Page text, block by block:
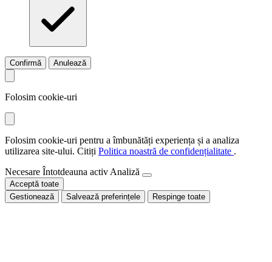
Confirmă Anulează
Folosim cookie-uri
Folosim cookie-uri pentru a îmbunătăți experiența și a analiza
utilizarea site-ului. Citiți Politica noastră de confidențialitate .
Necesare Întotdeauna activ Analiză
Acceptă toate
Gestionează
Salvează preferințele Respinge toate